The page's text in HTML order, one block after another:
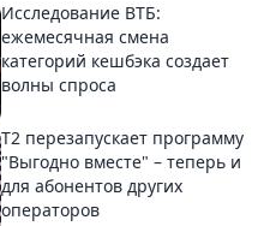
Исследование ВТБ:
ежемесячная смена
категорий кешбэка создает
волны спроса
Т2 перезапускает программу
"Выгодно вместе" – теперь и
для абонентов других
операторов